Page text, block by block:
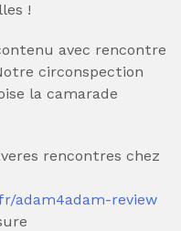
!
avec rencontre
circonspection
la camarade
rencontres chez
adam4adam-review